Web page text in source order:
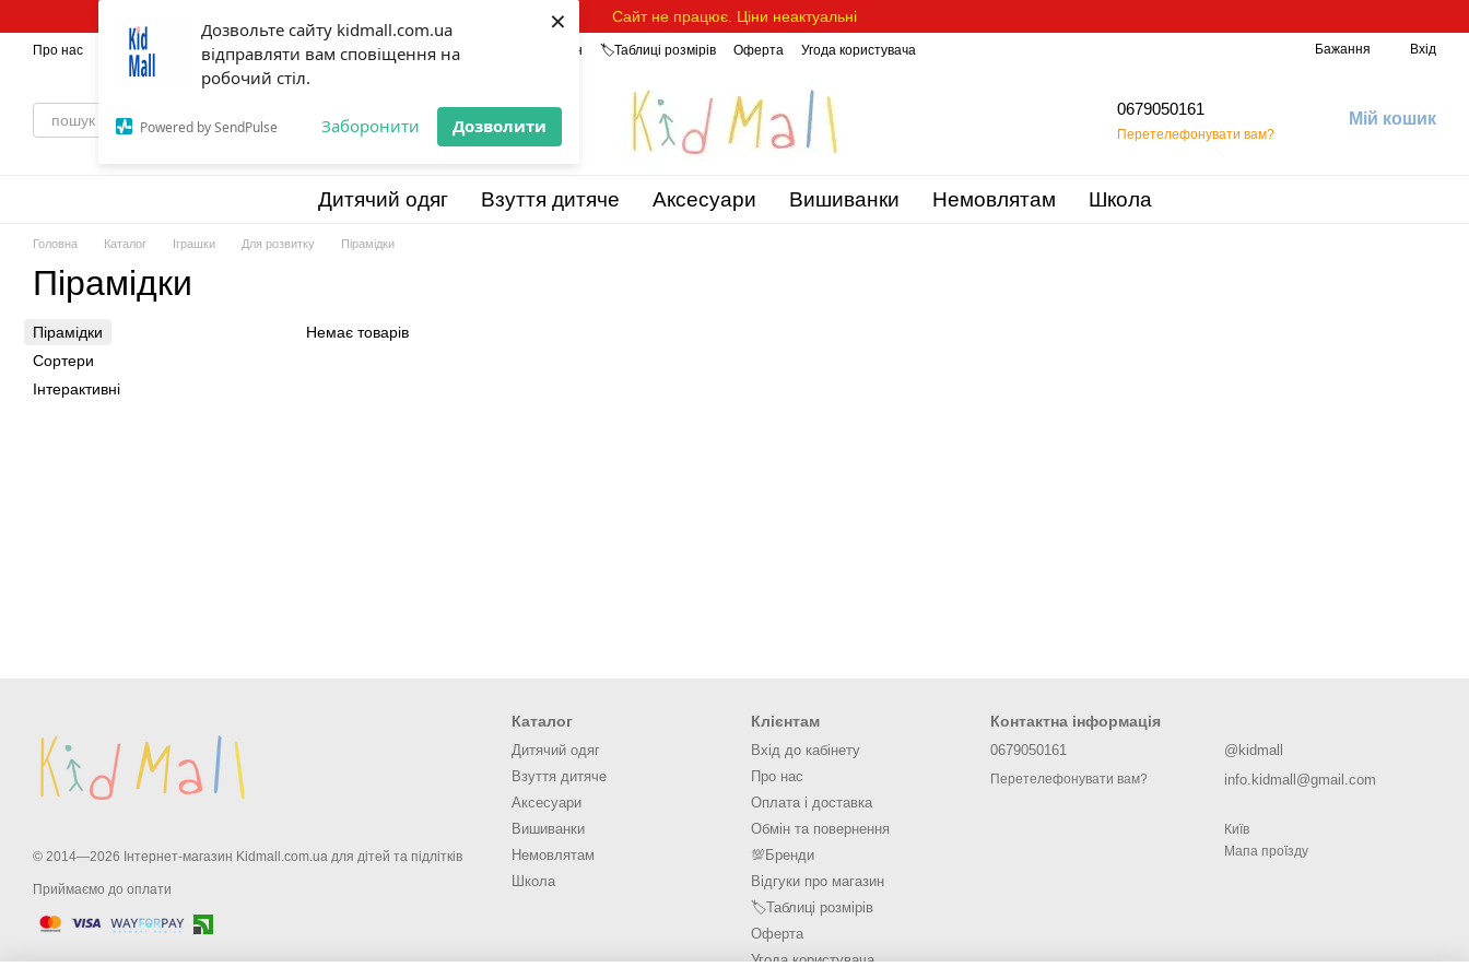
Дозвольте сайту kidmall.com.ua
відправляти вам сповіщення на
робочий стіл.
Powered by SendPulse Заборонити Дозволити
× Сайт не працює. Ціни неактуальні
Про нас Оплата і доставка Обмін та повернення 💯Бренди Відгуки про магазин 🏷️Таблиці розмірів Оферта Угода користувача Бажання Вхід
0679050161
Перетелефонувати вам?
Мій кошик
Дитячий одяг Взуття дитяче Аксесуари Вишиванки Немовлятам Школа
Головна Каталог Іграшки Для розвитку Пірамідки
Пірамідки
Немає товарів
Пірамідки
Сортери
Інтерактивні
© 2014—2026 Інтернет-магазин Kidmall.com.ua для дітей та підлітків
Приймаємо до оплати
Каталог
Дитячий одяг
Взуття дитяче
Аксесуари
Вишиванки
Немовлятам
Школа
Клієнтам
Вхід до кабінету
Про нас
Оплата і доставка
Обмін та повернення
💯Бренди
Відгуки про магазин
🏷️Таблиці розмірів
Оферта
Угода користувача
Контактна інформація
0679050161
Перетелефонувати вам?
@kidmall
info.kidmall@gmail.com
Київ
Мапа проїзду